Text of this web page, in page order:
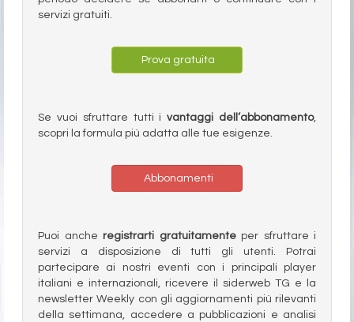
servizi gratuiti.
Prova gratuita
Se vuoi sfruttare tutti ivantaggi dell’abbonamento,
scopri la formula più adatta alle tue esigenze.
Abbonamenti
Puoi anche registrarti gratuitamenteper sfruttare i
servizi a disposizione di tutti gli utenti. Potrai
partecipare ai nostri eventi con i principali player
italiani e internazionali, ricevere il siderweb TG e la
newsletter Weekly con gli aggiornamenti più rilevanti
della settimana, accedere a pubblicazioni e analisi